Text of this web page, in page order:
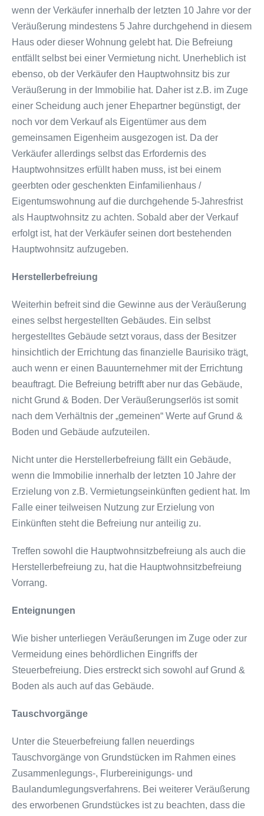
wenn der Verkäufer innerhalb der letzten 10 Jahre vor der
Veräußerung mindestens 5 Jahre durchgehend in diesem
Haus oder dieser Wohnung gelebt hat. Die Befreiung
entfällt selbst bei einer Vermietung nicht. Unerheblich ist
ebenso, ob der Verkäufer den Hauptwohnsitz bis zur
Veräußerung in der Immobilie hat. Daher ist z.B. im Zuge
einer Scheidung auch jener Ehepartner begünstigt, der
noch vor dem Verkauf als Eigentümer aus dem
gemeinsamen Eigenheim ausgezogen ist. Da der
Verkäufer allerdings selbst das Erfordernis des
Hauptwohnsitzes erfüllt haben muss, ist bei einem
geerbten oder geschenkten Einfamilienhaus /
Eigentumswohnung auf die durchgehende 5-Jahresfrist
als Hauptwohnsitz zu achten. Sobald aber der Verkauf
erfolgt ist, hat der Verkäufer seinen dort bestehenden
Hauptwohnsitz aufzugeben.
Herstellerbefreiung
Weiterhin befreit sind die Gewinne aus der Veräußerung
eines selbst hergestellten Gebäudes. Ein selbst
hergestelltes Gebäude setzt voraus, dass der Besitzer
hinsichtlich der Errichtung das finanzielle Baurisiko trägt,
auch wenn er einen Bauunternehmer mit der Errichtung
beauftragt. Die Befreiung betrifft aber nur das Gebäude,
nicht Grund & Boden. Der Veräußerungserlös ist somit
nach dem Verhältnis der „gemeinen“ Werte auf Grund &
Boden und Gebäude aufzuteilen.
Nicht unter die Herstellerbefreiung fällt ein Gebäude,
wenn die Immobilie innerhalb der letzten 10 Jahre der
Erzielung von z.B. Vermietungseinkünften gedient hat. Im
Falle einer teilweisen Nutzung zur Erzielung von
Einkünften steht die Befreiung nur anteilig zu.
Treffen sowohl die Hauptwohnsitzbefreiung als auch die
Herstellerbefreiung zu, hat die Hauptwohnsitzbefreiung
Vorrang.
Enteignungen
Wie bisher unterliegen Veräußerungen im Zuge oder zur
Vermeidung eines behördlichen Eingriffs der
Steuerbefreiung. Dies erstreckt sich sowohl auf Grund &
Boden als auch auf das Gebäude.
Tauschvorgänge
Unter die Steuerbefreiung fallen neuerdings
Tauschvorgänge von Grundstücken im Rahmen eines
Zusammenlegungs-, Flurbereinigungs- und
Baulandumlegungsverfahrens. Bei weiterer Veräußerung
des erworbenen Grundstückes ist zu beachten, dass die